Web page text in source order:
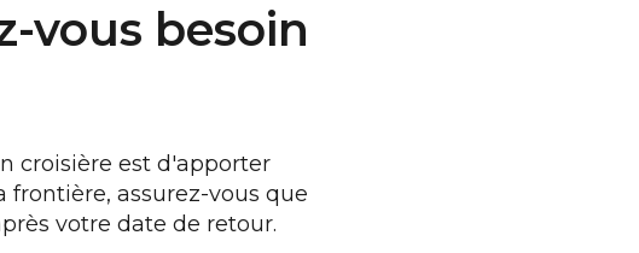
vous besoin
croisière est d'apporter
assurez-vous que
votre date de retour.